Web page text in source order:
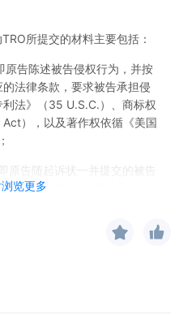
览更多
所提交的材料主要包括：
原告陈述被告侵权行为，并按
法律条款，要求被告承担侵
法》（35 U.S.C.）、商标权
），以及著作权依循《美国
原告随起诉状一并提交的被告
卖家（多数为中国卖家）。
得知诉讼而转移资产或销毁
Restraining
时禁令，包括但不限于停止侵
或支付机构的账户资金等，